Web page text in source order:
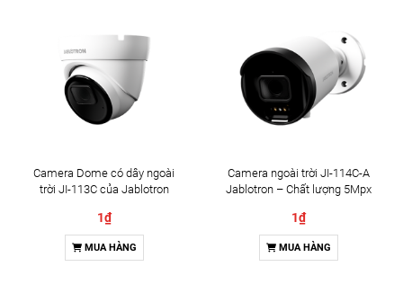
Camera Dome có dây ngoài
trời JI-113C của Jablotron
1₫
MUA HÀNG
Camera ngoài trời JI-114C-A
Jablotron – Chất lượng 5Mpx
1₫
MUA HÀNG